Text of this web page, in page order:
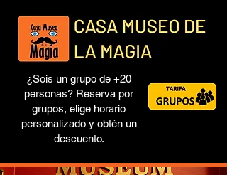
¿Sois un grupo de +20
personas? Reserva por
grupos, elige horario
personalizado y obtén un
descuento.